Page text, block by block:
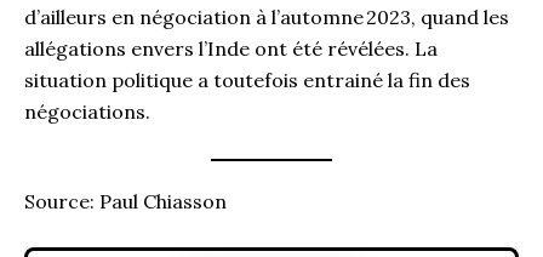
d’ailleurs en négociation à l’automne 2023, quand les
allégations envers l’Inde ont été révélées. La
situation politique a toutefois entrainé la fin des
négociations.
Source: Paul Chiasson